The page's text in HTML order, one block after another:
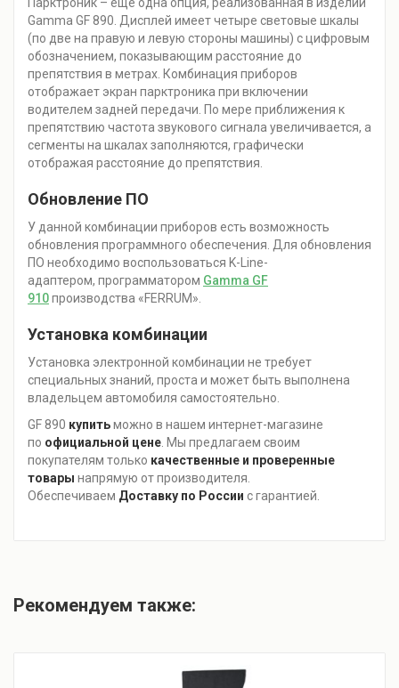
Парктроник – еще одна опция, реализованная в изделии
Gamma GF 890. Дисплей имеет четыре световые шкалы
(по две на правую и левую стороны машины) с цифровым
обозначением, показывающим расстояние до
препятствия в метрах. Комбинация приборов
отображает экран парктроника при включении
водителем задней передачи. По мере приближения к
препятствию частота звукового сигнала увеличивается, а
сегменты на шкалах заполняются, графически
отображая расстояние до препятствия.
Обновление ПО
У данной комбинации приборов есть возможность
обновления программного обеспечения. Для обновления
ПО необходимо воспользоваться K-Line-
адаптером, программатором Gamma GF
910производства «FERRUM».
Установка комбинации
Установка электронной комбинации не требует
специальных знаний, проста и может быть выполнена
владельцем автомобиля самостоятельно.
GF 890 купитьможно в нашем интернет-магазине
по официальной цене. Мы предлагаем своим
покупателям только качественные и проверенные
товары напрямую от производителя.
Обеспечиваем Доставку по России с гарантией.
Рекомендуем также: